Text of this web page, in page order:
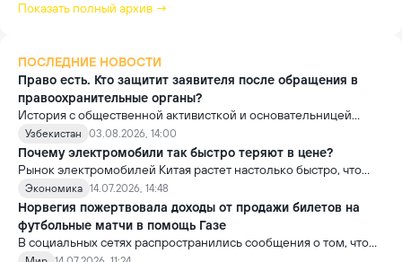
Показать полный архив →
ПОСЛЕДНИЕ НОВОСТИ
Право есть. Кто защитит заявителя после обращения в
правоохранительные органы?
История с общественной активисткой и основательницей
проекта «Немолчи.uz» Ириной Матвиенко поднимает вопрос,
который выходит далеко за рамки одного судебного дела.
Узбекистан 03.08.2026, 14:00
Почему электромобили так быстро теряют в цене?
Рынок электромобилей Китая растет настолько быстро, что
новые модели выходят почти ежемесячно. В результате
стоимость более ранних моделей заметно снижается.
Экономика 14.07.2026, 14:48
Норвегия пожертвовала доходы от продажи билетов на
футбольные матчи в помощь Газе
В социальных сетях распространились сообщения о том, что